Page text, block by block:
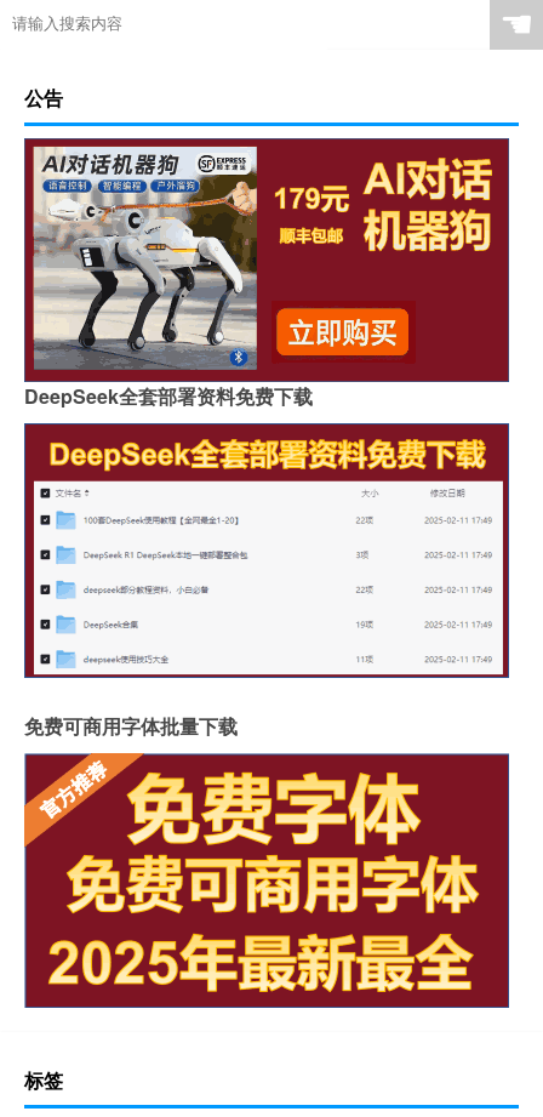
☚
公告
DeepSeek全套部署资料免费下载
免费可商用字体批量下载
标签